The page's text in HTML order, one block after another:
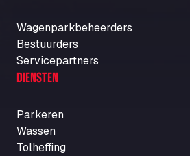
Wagenparkbeheerders
Bestuurders
Servicepartners
DIENSTEN
Parkeren
Wassen
Tolheffing